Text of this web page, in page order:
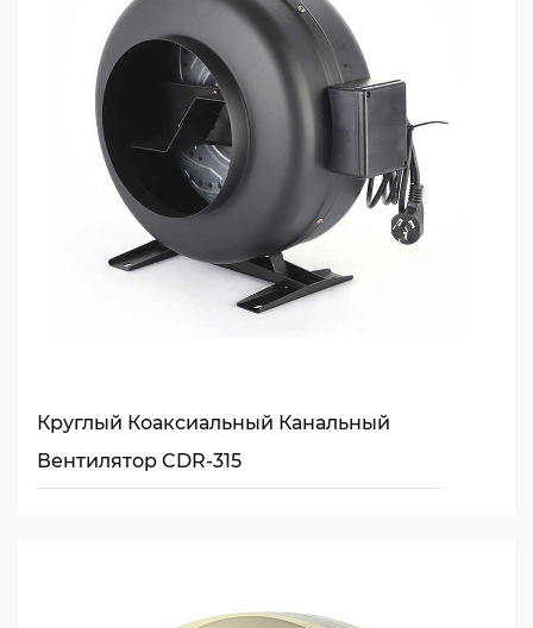
Круглый Коаксиальный Канальный
Вентилятор CDR-315